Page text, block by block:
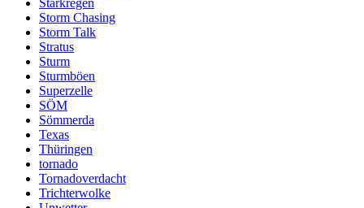
Starkregen
Storm Chasing
Storm Talk
Stratus
Sturm
Sturmböen
Superzelle
SÖM
Sömmerda
Texas
Thüringen
tornado
Tornadoverdacht
Trichterwolke